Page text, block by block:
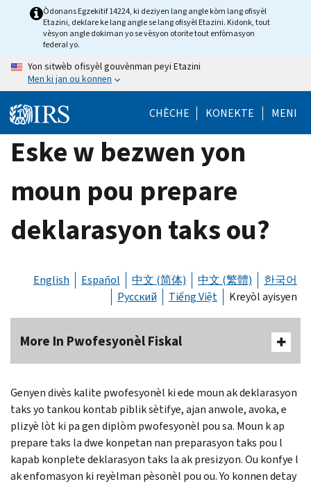
Òdonans Egzekitif 14224, ki deziyen lang angle kòm lang ofisyèl
Etazini, deklare ke lang angle se lang ofisyèl Etazini. Kidonk, tout
vèsyon angle dokiman yo se vèsyon otorite tout enfòmasyon
federal yo.
Yon sitwèb ofisyèl gouvènman peyi Etazini
Men ki jan ou konnen
CHÈCHE KONEKTE MENI
Eske w bezwen yon
moun pou prepare
deklarasyon taks ou?
English Español 中文 (简体) 中文 (繁體)
한국어
Русский
Tiếng Việt Kreyòl ayisyen
More In Pwofesyonèl Fiskal
Genyen divès kalite pwofesyonèl ki ede moun ak deklarasyon
taks yo tankou kontab piblik sètifye, ajan anwole, avoka, e
plizyè lòt ki pa gen diplòm pwofesyonèl pou sa. Moun k ap
prepare taks la dwe konpetan nan preparasyon taks pou l
kapab konplete deklarasyon taks la ak presizyon. Ou konfye l
ak enfomasyon ki reyèlman pèsonèl pou ou. Yo konnen detay